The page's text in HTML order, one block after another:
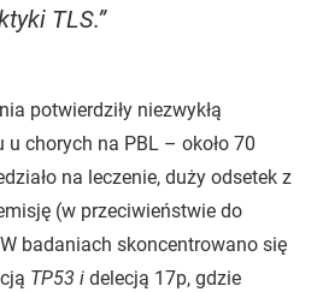
TLS.”
potwierdziły niezwykłą
chorych na PBL – około 70
na leczenie, duży odsetek z
(w przeciwieństwie do
badaniach skoncentrowano się
TP53 i delecją 17p, gdzie